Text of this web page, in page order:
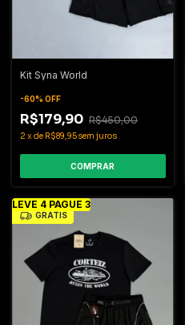
Kit Syna World
-60% OFF
R$179,90 R$450,00
2 xde R$89,95sem juros
COMPRAR
LEVE 4 PAGUE 3
GRÁTIS